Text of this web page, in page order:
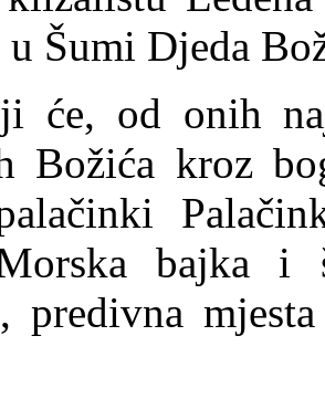
u Šumi Djeda
će, od onih
Božića kroz
bajka i
predivna